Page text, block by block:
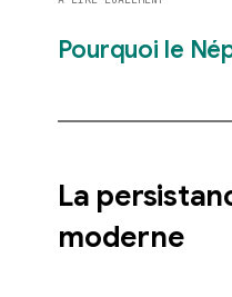
Pourquoi le
La
moderne